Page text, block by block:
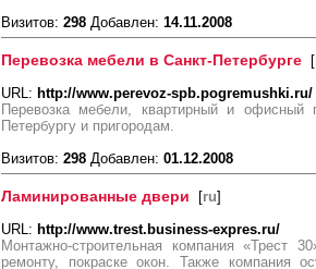
Визитов: 298 Добавлен: 14.11.2008
Перевозка мебели в Санкт-Петербурге [
URL: http://www.perevoz-spb.pogremushki.ru/
Перевозка мебели, квартирный и офисный
Петербургу и пригородам.
Визитов: 298 Добавлен: 01.12.2008
Ламинированные двери [ru]
URL: http://www.trest.business-expres.ru/
Монтажно-строительная компания «Трест
ремонту, покраске окон. Также компания